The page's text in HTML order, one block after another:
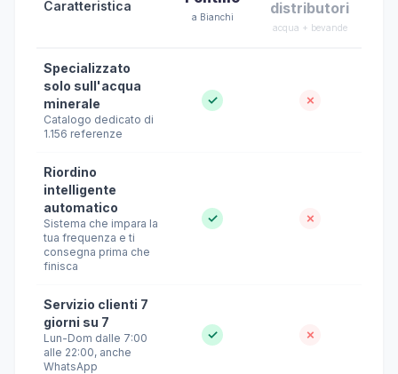
Caratteristica
a Bianchi
distributori
acqua + bevande
Specializzato
solo sull'acqua
minerale
Catalogo dedicato di
1.156 referenze
✓ ✗
Riordino
intelligente
automatico
Sistema che impara la
tua frequenza e ti
consegna prima che
finisca
✓ ✗
Servizio clienti 7
giorni su 7
Lun-Dom dalle 7:00
alle 22:00, anche
WhatsApp
✓ ✗